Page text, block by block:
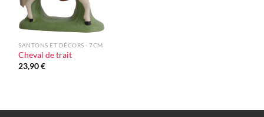
SANTONS ET DÉCORS - 7CM
Cheval de trait
23,90€